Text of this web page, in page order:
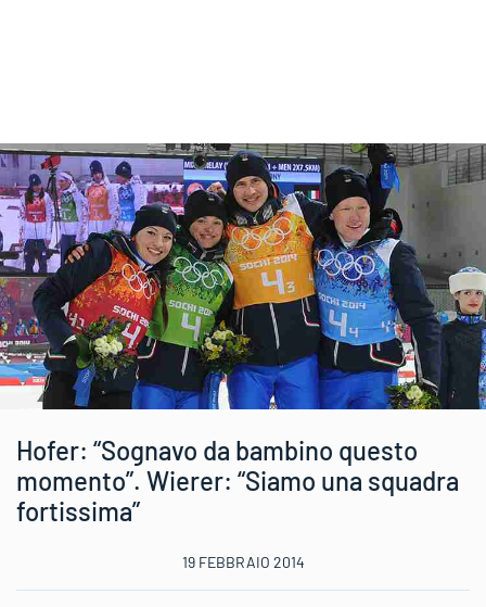
Hofer: “Sognavo da bambino questo
momento”. Wierer: “Siamo una squadra
fortissima”
19 FEBBRAIO 2014